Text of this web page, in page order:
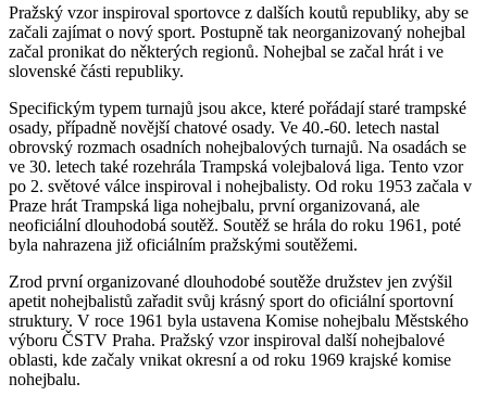
Pražský vzor inspiroval sportovce z dalších koutů republiky, aby se
začali zajímat o nový sport. Postupně tak neorganizovaný nohejbal
začal pronikat do některých regionů. Nohejbal se začal hrát i ve
slovenské části republiky.
Specifickým typem turnajů jsou akce, které pořádají staré trampské
osady, případně novější chatové osady. Ve 40.-60. letech nastal
obrovský rozmach osadních nohejbalových turnajů. Na osadách se
ve 30. letech také rozehrála Trampská volejbalová liga. Tento vzor
po 2. světové válce inspiroval i nohejbalisty. Od roku 1953 začala v
Praze hrát Trampská liga nohejbalu, první organizovaná, ale
neoficiální dlouhodobá soutěž. Soutěž se hrála do roku 1961, poté
byla nahrazena již oficiálním pražskými soutěžemi.
Zrod první organizované dlouhodobé soutěže družstev jen zvýšil
apetit nohejbalistů zařadit svůj krásný sport do oficiální sportovní
struktury. V roce 1961 byla ustavena Komise nohejbalu Městského
výboru ČSTV Praha. Pražský vzor inspiroval další nohejbalové
oblasti, kde začaly vnikat okresní a od roku 1969 krajské komise
nohejbalu.